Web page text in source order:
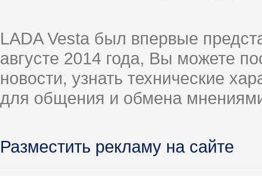
LADA Vesta был впервые
августе 2014 года, Вы можете
новости, узнать технические
для общения и обмена
Разместить рекламу на сайте